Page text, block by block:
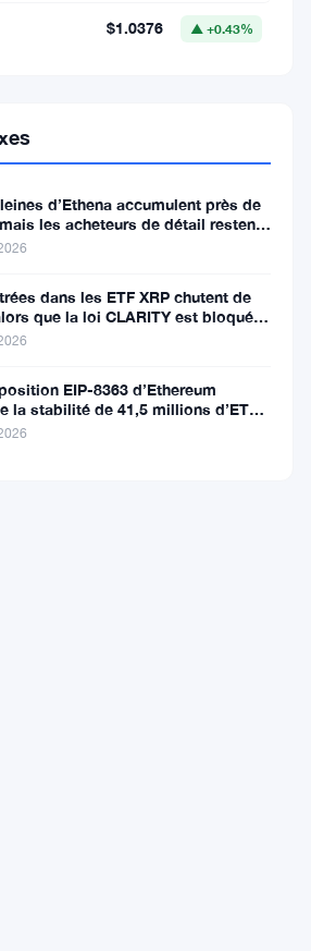
$1.0376 ▲ +0.43%
d’Ethena accumulent près de
les acheteurs de détail restent
dans les ETF XRP chutent de
que la loi CLARITY est bloquée
pause du Sénat
EIP-8363 d’Ethereum
la stabilité de 41,5 millions d’ETH
de la DeFi